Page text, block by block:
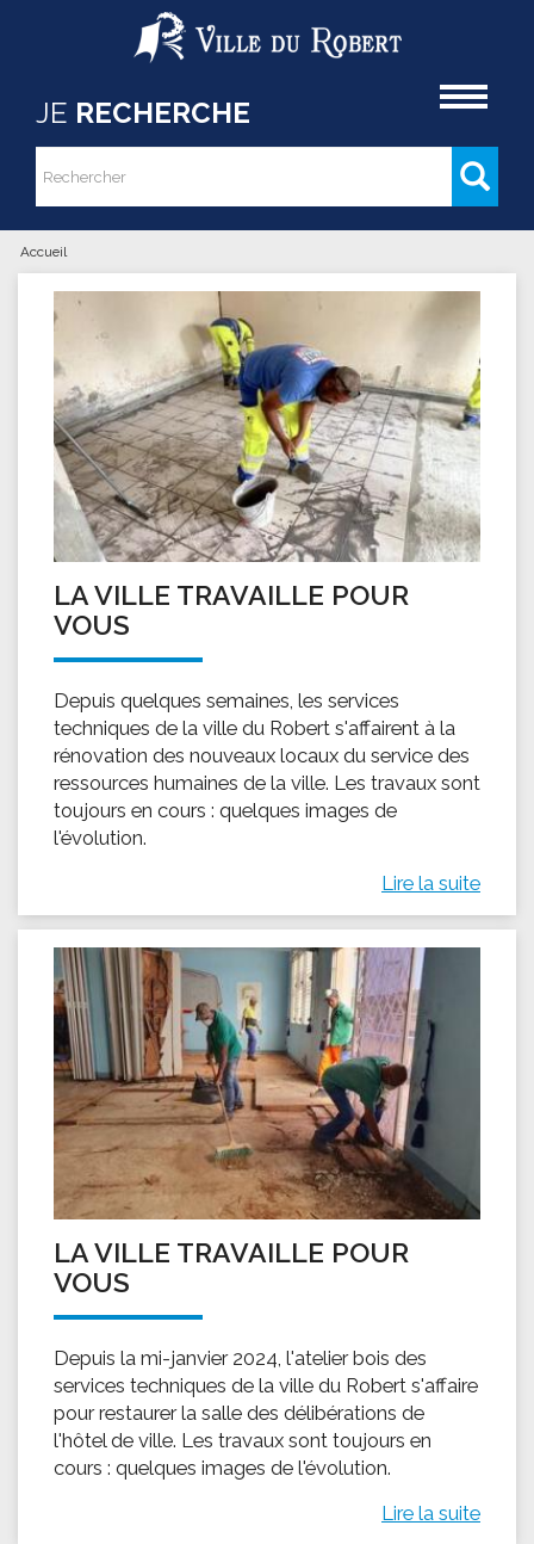
Aller au contenu principal
JE RECHERCHE
Formulaire de recherche
Rechercher
Vous êtes ici
Accueil
LA VILLE TRAVAILLE POUR
VOUS
Depuis quelques semaines, les services
techniques de la ville du Robert s'affairent à la
rénovation des nouveaux locaux du service des
ressources humaines de la ville. Les travaux sont
toujours en cours : quelques images de
l'évolution.
Lire la suite
LA VILLE TRAVAILLE POUR
VOUS
Depuis la mi-janvier 2024, l'atelier bois des
services techniques de la ville du Robert s'affaire
pour restaurer la salle des délibérations de
l'hôtel de ville. Les travaux sont toujours en
cours : quelques images de l'évolution.
Lire la suite